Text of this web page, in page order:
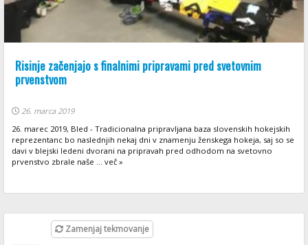
Risinje začenjajo s finalnimi pripravami pred svetovnim
prvenstvom
26. marca 2019
26. marec 2019, Bled - Tradicionalna pripravljana baza slovenskih hokejskih
reprezentanc bo naslednjih nekaj dni v znamenju ženskega hokeja, saj so se
davi v blejski ledeni dvorani na pripravah pred odhodom na svetovno
prvenstvo zbrale naše ... več »
Zamenjaj tekmovanje